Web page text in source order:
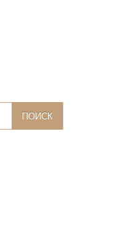
ПОИСК